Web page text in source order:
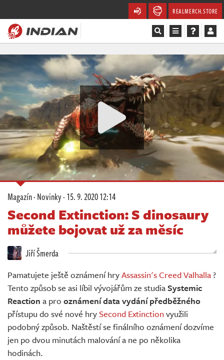
REALMERCH.STORE
Magazín
Recenze
Videa
Soutěže
Databáze
Komunita
Redakce
Živě
Magazín·Novinky·15. 9. 2020 12:14
Second Extinction: S dinosaury
můžete bojovat už za měsíc
Jiří Šmerda
Pamatujete ještě oznámení hryAssassin's Creed Valhalla ?
Tento způsob se asi líbil vývojářům ze studiaSystemic
Reaction a pro oznámení data vydání předběžného
přístupu do své nové hrySecond Extinction využili
podobný způsob. Naštěstí se finálního oznámení dozvíme
jen po dvou minutách malování a ne po několika
hodinách.